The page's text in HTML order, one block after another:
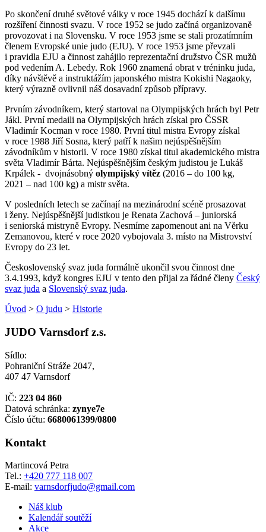
Po skončení druhé světové války v roce 1945 dochází k dalšímu
rozšíření činnosti svazu. V roce 1952 se judo začíná organizovaně
provozovat i na Slovensku. V roce 1953 jsme se stali prozatímním
členem Evropské unie judo (EJU). V roce 1953 jsme převzali
i pravidla EJU a činnost zahájilo reprezentační družstvo ČSR mužů
pod vedením A. Lebedy. Rok 1960 znamená obrat v tréninku juda,
díky návštěvě a instruktážím japonského mistra Kokishi Nagaoky,
který výrazně ovlivnil náš dosavadní způsob přípravy.
Prvním závodníkem, který startoval na Olympijských hrách byl Petr
Jákl. První medaili na Olympijských hrách získal pro ČSSR
Vladimír Kocman v roce 1980. První titul mistra Evropy získal
v roce 1988 Jiří Sosna, který patří k našim nejúspěšnějším
závodníkům v historii. V roce 1980 získal titul akademického mistra
světa Vladimír Bárta. Nejúspěšnějším českým judistou je Lukáš
Krpálek - dvojnásobný olympijský vítěz (2016 – do 100 kg,
2021 – nad 100 kg) a mistr světa.
V posledních letech se začínají na mezinárodní scéně prosazovat
i ženy. Nejúspěšnější judistkou je Renata Zachová – juniorská
i seniorská mistryně Evropy. Nesmíme zapomenout ani na Věrku
Zemanovou, které v roce 2020 vybojovala 3. místo na Mistrovství
Evropy do 23 let.
Československý svaz juda formálně ukončil svou činnost dne
3.4.1993, když kongres EJU v tento den přijal za řádné členy Český
svaz juda a Slovenský svaz juda.
Úvod > O judu > Historie
JUDO Varnsdorf z.s.
Sídlo:
Pohraniční Stráže 2047,
407 47 Varnsdorf
IČ: 223 04 860
Datová schránka: zynye7e
Číslo účtu: 6680061399/0800
Kontakt
Martincová Petra
Tel.: +420 777 118 007
E-mail: varnsdorfjudo@gmail.com
Náš klub
Kalendář soutěží
Akce